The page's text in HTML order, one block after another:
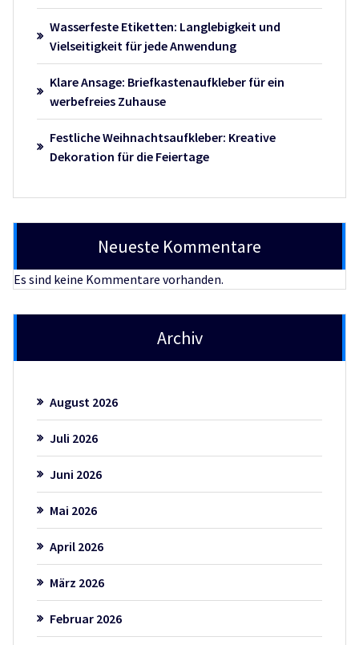
Wasserfeste Etiketten: Langlebigkeit und
Vielseitigkeit für jede Anwendung
Klare Ansage: Briefkastenaufkleber für ein
werbefreies Zuhause
Festliche Weihnachtsaufkleber: Kreative
Dekoration für die Feiertage
Neueste Kommentare
Es sind keine Kommentare vorhanden.
Archiv
August 2026
Juli 2026
Juni 2026
Mai 2026
April 2026
März 2026
Februar 2026